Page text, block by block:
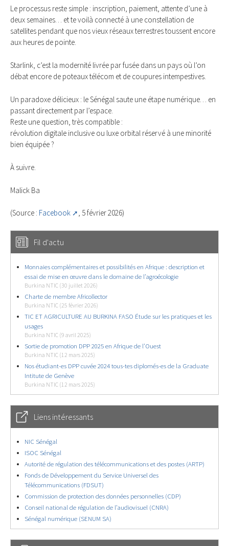
Le processus reste simple : inscription, paiement, attente d’une à
deux semaines… et te voilà connecté à une constellation de
satellites pendant que nos vieux réseaux terrestres toussent encore
aux heures de pointe.
Starlink, c’est la modernité livrée par fusée dans un pays où l’on
débat encore de poteaux télécom et de coupures intempestives.
Un paradoxe délicieux : le Sénégal saute une étape numérique… en
passant directement par l’espace.
Reste une question, très compatible :
révolution digitale inclusive ou luxe orbital réservé à une minorité
bien équipée ?
À suivre.
Malick Ba
(Source : Facebook , 5 février 2026)
Fil d'actu
Monnaies complémentaires et possibilités en Afrique : description et
essai de mise en œuvre dans le domaine de l’agroécologie
Burkina NTIC (30 juillet 2026)
Charte de membre Africollector
Burkina NTIC (25 février 2026)
TIC ET AGRICULTURE AU BURKINA FASO Étude sur les pratiques et les
usages
Burkina NTIC (9 avril 2025)
Sortie de promotion DPP 2025 en Afrique de l’Ouest
Burkina NTIC (12 mars 2025)
Nos étudiant-es DPP cuvée 2024 tous-tes diplomés-es de la Graduate
Intitute de Genève
Burkina NTIC (12 mars 2025)
Liens intéressants
NIC Sénégal
ISOC Sénégal
Autorité de régulation des télécommunications et des postes (ARTP)
Fonds de Développement du Service Universel des
Télécommunications (FDSUT)
Commission de protection des données personnelles (CDP)
Conseil national de régulation de l’audiovisuel (CNRA)
Sénégal numérique (SENUM SA)